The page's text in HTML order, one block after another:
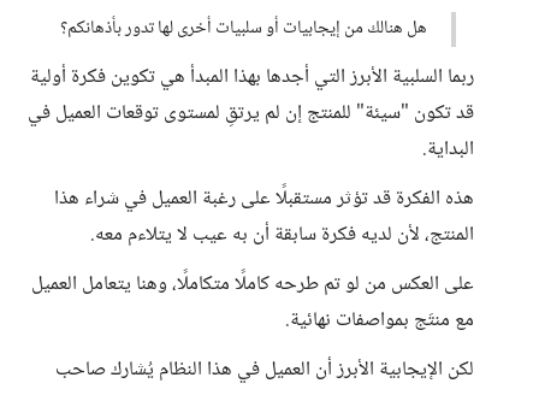
هل هنالك من إيجابيات أو سلبيات أخرى لها تدور بأذهانكم؟
ربما السلبية الأبرز التي أجدها بهذا المبدأ هي تكوين فكرة أولية
قد تكون "سيئة" للمنتج إن لم يرتقِ لمستوى توقعات العميل في
البداية.
هذه الفكرة قد تؤثر مستقبلًا على رغبة العميل في شراء هذا
المنتج، لأن لديه فكرة سابقة أن به عيب لا يتلاءم معه.
على العكس من لو تم طرحه كاملًا متكاملًا، وهنا يتعامل العميل
مع منتَج بمواصفات نهائية.
لكن الإيجابية الأبرز أن العميل في هذا النظام يُشارك صاحب